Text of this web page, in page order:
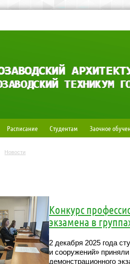
Расписание Студентам Заочное
Новости
Конкурс
экзамена в
2 декабря 2025 года
и сооружений»
демонстрационного